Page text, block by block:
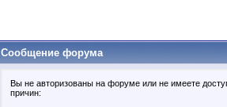
Сообщение форума
Вы не авторизованы на форуме или не имеете
причин: